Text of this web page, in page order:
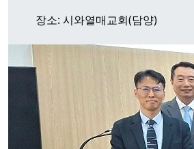
장소: 시와열매교회(담양)